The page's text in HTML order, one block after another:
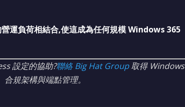
運負荷相結合,使這成為任何規模 Windows 365
設定的協助?聯絡 Big Hat Group取得 Windows
規架構與端點管理。